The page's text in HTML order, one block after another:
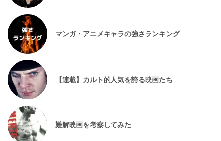
マンガ・アニメキャラの強さランキング
【連載】カルト的人気を誇る映画たち
難解映画を考察してみた